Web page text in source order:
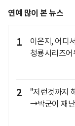
연예 많이 본 뉴스
1
이은지, 어디
청룡시리즈어
2
"저런것까지
→박군이 재